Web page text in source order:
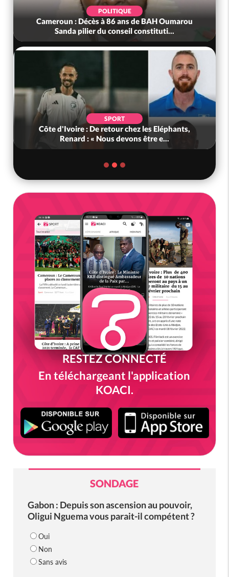
POLITIQUE
Cameroun : Décès à 86 ans de BAH Oumarou
Sanda pilier du conseil constituti...
SPORT
Côte d'Ivoire : De retour chez les Eléphants,
Renard : « Nous devons être e...
RESTEZ CONNECTÉ
En téléchargeant l'application
KOACI.
SONDAGE
Gabon : Depuis son ascension au pouvoir,
Oligui Nguema vous parait-il compétent ?
Oui
Non
Sans avis